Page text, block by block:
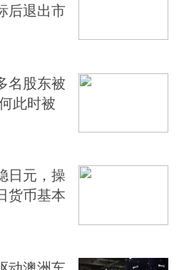
后退出市
名股东被
此时被
日元，操
货币基本